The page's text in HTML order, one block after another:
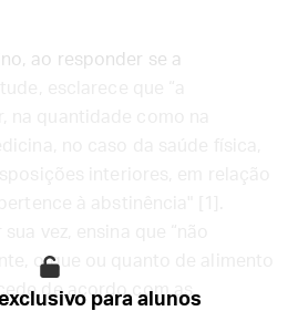
ao responder se a
o que ou quanto de alimento
de acordo com as
para alunos